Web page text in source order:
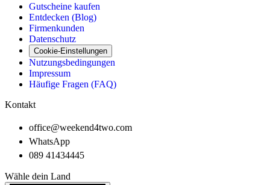
Gutscheine kaufen
Entdecken (Blog)
Firmenkunden
Datenschutz
Cookie-Einstellungen
Nutzungsbedingungen
Impressum
Häufige Fragen (FAQ)
Kontakt
office@weekend4two.com
WhatsApp
089 41434445
Wähle dein Land